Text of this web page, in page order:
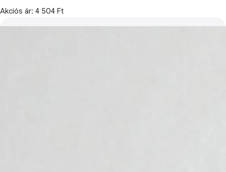
Akciós ár: 4 504 Ft